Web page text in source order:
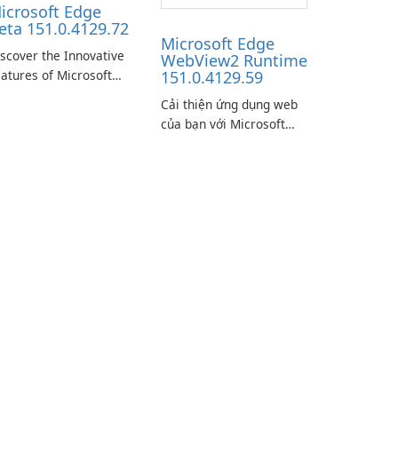
Edge
151.0.4129.72
the Innovative
of Microsoft
Microsoft Edge
WebView2 Runtime
151.0.4129.59
Cải thiện ứng dụng web
của bạn với Microsoft